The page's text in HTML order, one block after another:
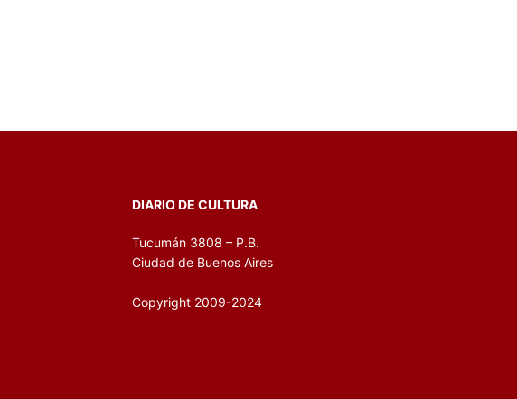
DIARIO DE CULTURA
Tucumán 3808 – P.B.
Ciudad de Buenos Aires
Copyright 2009-2024